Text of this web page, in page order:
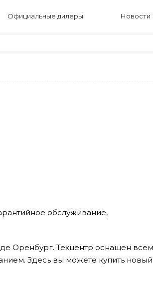
Официальные дилеры Новости
обслуживание,
Оренбург. Техцентр оснащен всем
Здесь вы можете купить новый